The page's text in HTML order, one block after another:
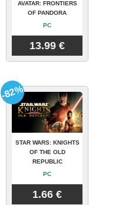
AVATAR: FRONTIERS
OF PANDORA
PC
13.99 €
STAR WARS: KNIGHTS
OF THE OLD
REPUBLIC
PC
1.66 €
-82%